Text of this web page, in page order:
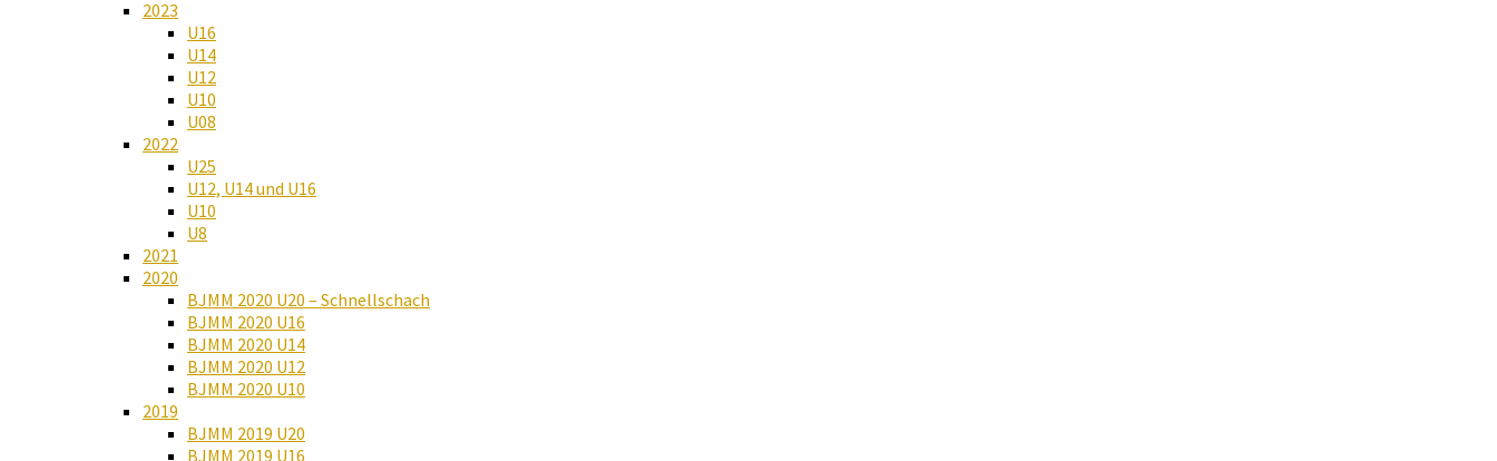
2023
U16
U14
U12
U10
U08
2022
U25
U12, U14 und U16
U10
U8
2021
2020
BJMM 2020 U20 – Schnellschach
BJMM 2020 U16
BJMM 2020 U14
BJMM 2020 U12
BJMM 2020 U10
2019
BJMM 2019 U20
BJMM 2019 U16